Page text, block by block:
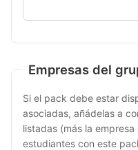
Empresas del
Si el pack debe estar
asociadas, añádelas a
listadas (más la
estudiantes con este